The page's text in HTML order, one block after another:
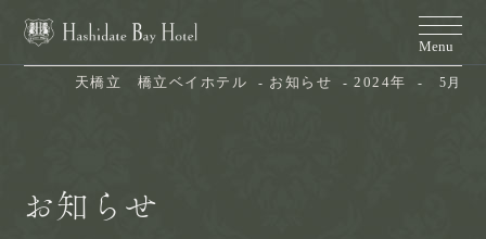
天橋立　橋立ベイホテル お知らせ 2024年 5月
お知らせ